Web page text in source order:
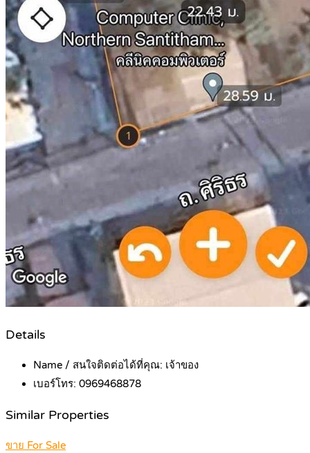
Details
Name / สนใจติดต่อได้ที่คุณ: เจ้าของ
เบอร์โทร: 0969468878
Similar Properties
ขาย For Sale